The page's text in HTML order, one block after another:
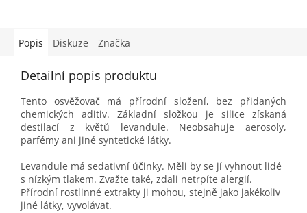
Popis Diskuze Značka
Detailní popis produktu
Tento osvěžovač má přírodní složení, bez přidaných
chemických aditiv. Základní složkou je silice získaná
destilací z květů levandule. Neobsahuje aerosoly,
parfémy ani jiné syntetické látky.
Levandule má sedativní účinky. Měli by se jí vyhnout lidé
s nízkým tlakem. Zvažte také, zdali netrpíte alergií.
Přírodní rostlinné extrakty ji mohou, stejně jako jakékoliv
jiné látky, vyvolávat.